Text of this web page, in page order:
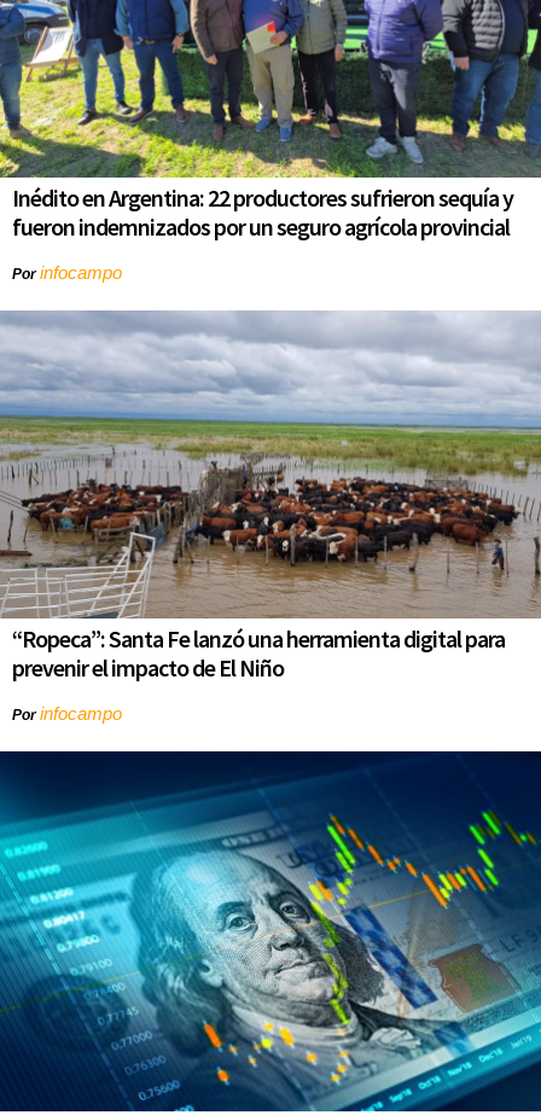
Inédito en Argentina: 22 productores sufrieron sequía y
fueron indemnizados por un seguro agrícola provincial
Porinfocampo
“Ropeca”: Santa Fe lanzó una herramienta digital para
prevenir el impacto de El Niño
Porinfocampo